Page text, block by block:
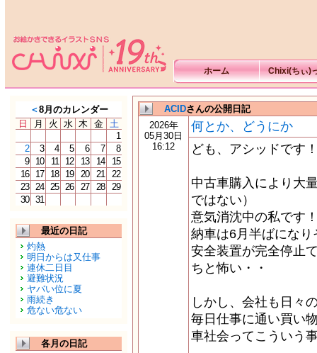
ホーム Chixi(ちぃ)
＜8月のカレンダー
日
月 火 水 木 金 土
1
2
3 4 5 6 7
8
9
10 11 12 13 14
15
16
17 18 19 20 21
22
23 24 25 26 27 28
29
30 31
最近の日記
灼熱
明日からは又仕事
連休二日目
避難状況
ヤバい位に夏
雨続き
危ない危ない
各月の日記
ACIDさんの公開日記
2026年
05月30日
16:12
何とか、どうにか
ども、アシッドです
中古車購入により大
ではない）
意気消沈中の私です
納車は6月半ばにな
安全装置が完全停止
ちと怖い・・
しかし、会社も日々
毎日仕事に通い買い
車社会ってこういう